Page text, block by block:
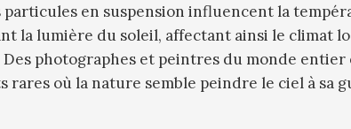
particules en suspension influencent la
la lumière du soleil, affectant ainsi le climat
Des photographes et peintres du monde entier
rares où la nature semble peindre le ciel à sa